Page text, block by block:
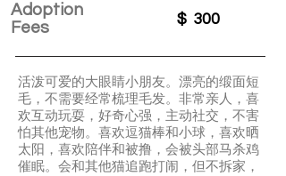
Adoption
Fees
$ 300
活泼可爱的大眼睛小朋友。漂亮的缎面短
毛，不需要经常梳理毛发。非常亲人，喜
欢互动玩耍，好奇心强，主动社交，不害
怕其他宠物。喜欢逗猫棒和小球，喜欢晒
太阳，喜欢陪伴和被撸，会被头部马杀鸡
催眠。会和其他猫追跑打闹，但不拆家，